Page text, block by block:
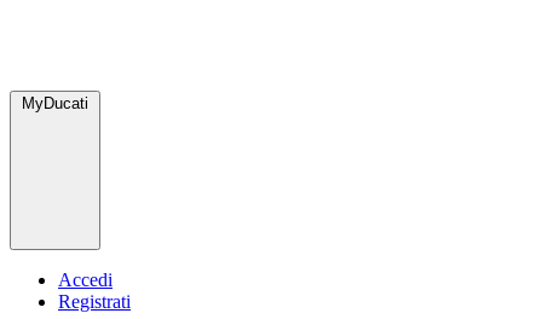
MyDucati
Accedi
Registrati